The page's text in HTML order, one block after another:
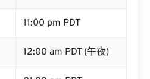
11:00 pm PDT
12:00 am PDT (午夜)